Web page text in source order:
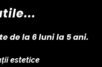
de la 6 luni la 5 ani.
estetice